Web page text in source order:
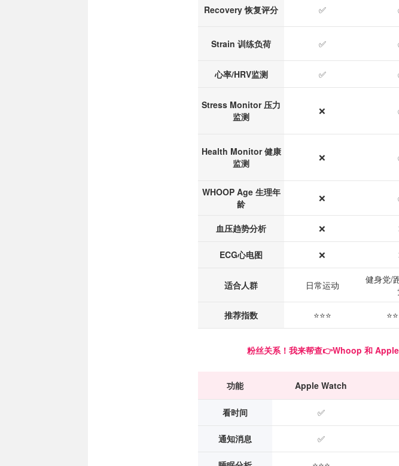
Recovery 恢复评分 ✅
Strain 训练负荷 ✅
心率/HRV监测 ✅
Stress Monitor 压力
监测
❌
Health Monitor 健康
监测
❌
WHOOP Age 生理年
龄
❌
血压趋势分析 ❌
ECG心电图 ❌
适合人群 日常运动
健身党/
推荐指数 ⭐⭐⭐
粉丝关系！我来帮查👉Whoop 和
功能 Apple Watch
看时间 ✅
通知消息 ✅